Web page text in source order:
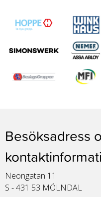
Besöksadress
Neongatan 11
S - 431 53 MÖLNDAL